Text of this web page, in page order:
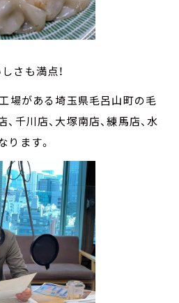
さも満点！
工場がある埼玉県毛呂山町の毛
千川店、大塚南店、練馬店、水
ります。